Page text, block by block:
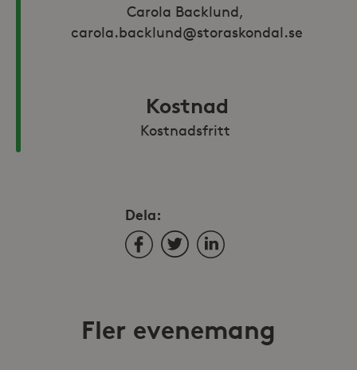
Carola Backlund,
carola.backlund@storaskondal.se
Kostnad
Kostnadsfritt
Dela:
FacebookTwitterLinkedIn
Fler evenemang